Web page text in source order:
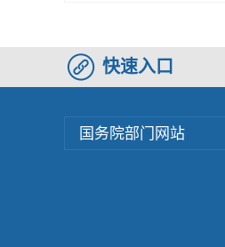
快速入口
国务院部门网站